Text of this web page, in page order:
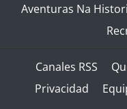
Aventuras Na
Canales RSS
Privacidad